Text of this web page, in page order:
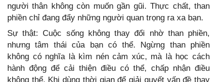
người thân không còn muốn gần gũi. Thực chất, than
phiền chỉ đang đẩy những người quan trọng ra xa bạn.
Sự thật: Cuộc sống không thay đổi nhờ than phiền,
nhưng tâm thái của bạn có thể. Ngừng than phiền
không có nghĩa là kìm nén cảm xúc, mà là học cách
hành động để cải thiện điều có thể, chấp nhận điều
không thể. Khi dùng thời gian để giải quyết vấn đề thay